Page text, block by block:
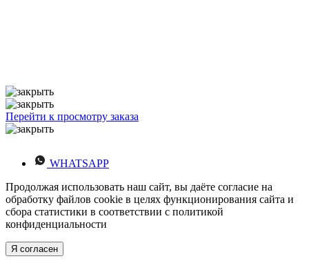
Перейти к просмотру заказа
WHATSAPP
Продолжая использовать наш сайт, вы даёте согласие на
обработку файлов cookie в целях функционирования сайта и
сбора статистики в соответствии с политикой
конфиденциальности
Я согласен